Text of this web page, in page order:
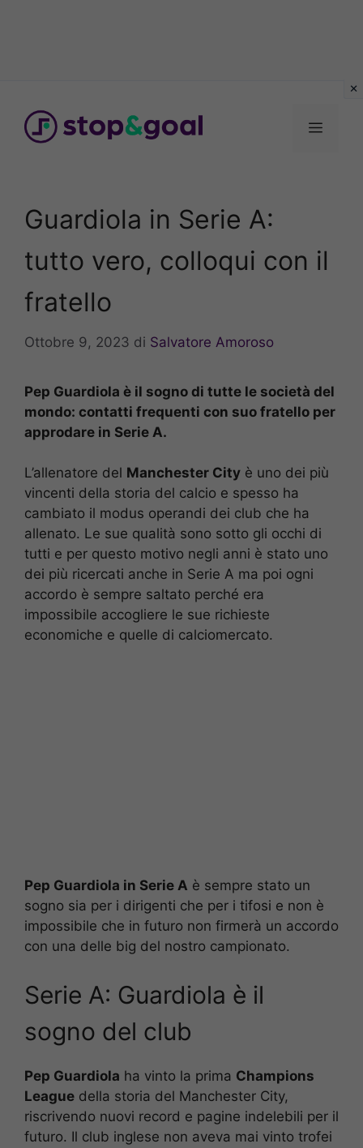
contenuto
Menu
Guardiola in Serie A:
tutto vero, colloqui con il
fratello
Ottobre 9, 2023 di Salvatore Amoroso
Pep Guardiola è il sogno di tutte le società del
mondo: contatti frequenti con suo fratello per
approdare in Serie A.
L’allenatore del Manchester City è uno dei più
vincenti della storia del calcio e spesso ha
cambiato il modus operandi dei club che ha
allenato. Le sue qualità sono sotto gli occhi di
tutti e per questo motivo negli anni è stato uno
dei più ricercati anche in Serie A ma poi ogni
accordo è sempre saltato perché era
impossibile accogliere le sue richieste
economiche e quelle di calciomercato.
Pep Guardiola in Serie A è sempre stato un
sogno sia per i dirigenti che per i tifosi e non è
impossibile che in futuro non firmerà un accordo
con una delle big del nostro campionato.
Serie A: Guardiola è il
sogno del club
Pep Guardiola ha vinto la prima Champions
League della storia del Manchester City,
riscrivendo nuovi record e pagine indelebili per il
futuro. Il club inglese non aveva mai vinto trofei